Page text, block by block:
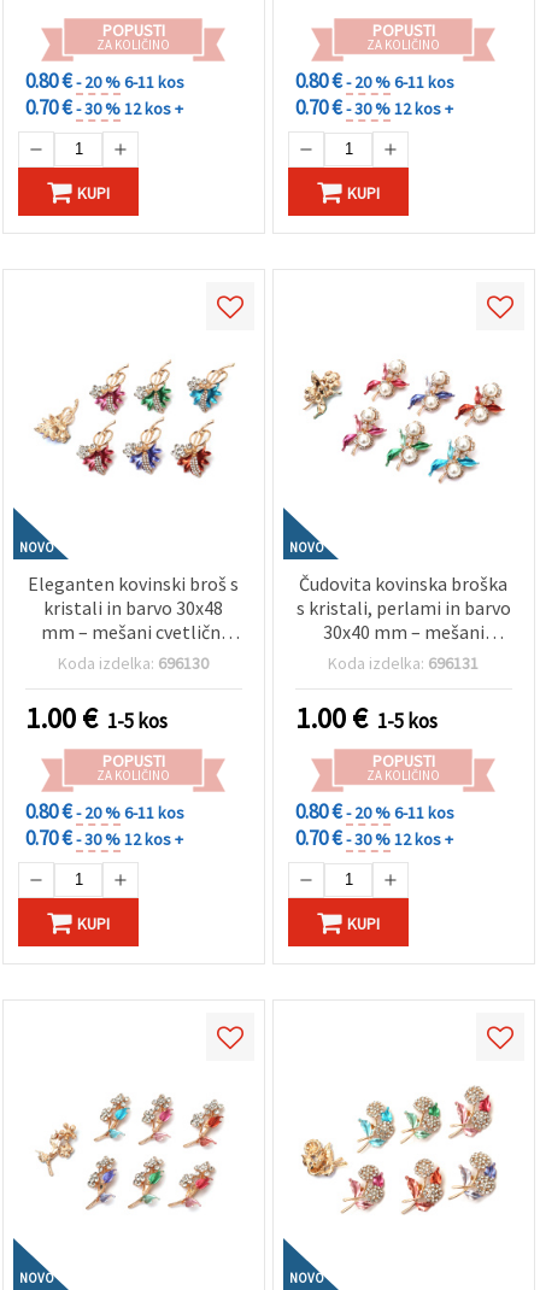
POPUSTI
ZA KOLIČINO
0.80 €- 20 %6-11 kos
0.70 €- 30 %12 kos +
KUPI
POPUSTI
ZA KOLIČINO
0.80 €- 20 %6-11 kos
0.70 €- 30 %12 kos +
KUPI
NOVO
Eleganten kovinski broš s
kristali in barvo 30x48
mm – mešani cvetlični
motivi v zlati barvi za
dekoracijo DIY ustvarjanje
EM ART
Koda izdelka: 696130
1.00€ 1-5 kos
POPUSTI
ZA KOLIČINO
0.80 €- 20 %6-11 kos
0.70 €- 30 %12 kos +
KUPI
NOVO
Čudovita kovinska broška
s kristali, perlami in barvo
30x40 mm – mešani
motivi v zlati barvi,
vsakodnevne outfite ali
posebne priložnosti
Koda izdelka: 696131
1.00€ 1-5 kos
POPUSTI
ZA KOLIČINO
0.80 €- 20 %6-11 kos
0.70 €- 30 %12 kos +
KUPI
NOVO NOVO